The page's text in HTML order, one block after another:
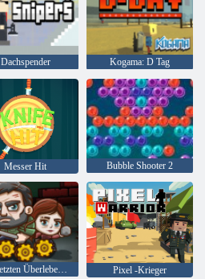
Dachspender Kogama: D Tag
Messer Hit Bubble Shooter 2
Die letzten Überlebenden
Pixel -Krieger